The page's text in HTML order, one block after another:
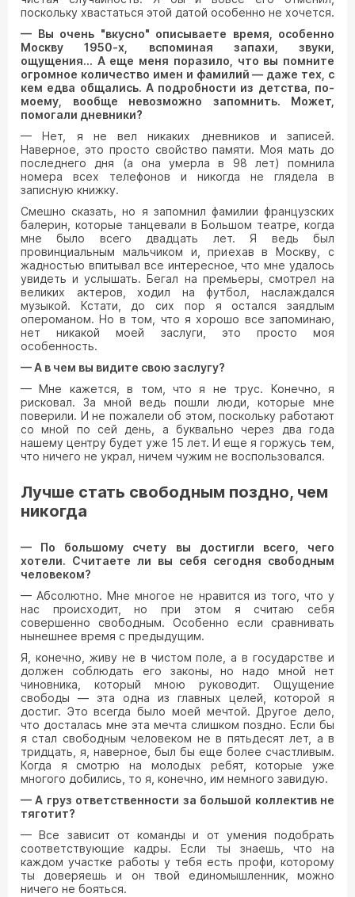
поскольку хвастаться этой датой особенно не хочется.
— Вы очень "вкусно" описываете время, особенно
Москву 1950-х, вспоминая запахи, звуки,
ощущения… А еще меня поразило, что вы помните
огромное количество имен и фамилий — даже тех, с
кем едва общались. А подробности из детства, по-
моему, вообще невозможно запомнить. Может,
помогали дневники?
— Нет, я не вел никаких дневников и записей.
Наверное, это просто свойство памяти. Моя мать до
последнего дня (а она умерла в 98 лет) помнила
номера всех телефонов и никогда не глядела в
записную книжку.
Смешно сказать, но я запомнил фамилии французских
балерин, которые танцевали в Большом театре, когда
мне было всего двадцать лет. Я ведь был
провинциальным мальчиком и, приехав в Москву, с
жадностью впитывал все интересное, что мне удалось
увидеть и услышать. Бегал на премьеры, смотрел на
великих актеров, ходил на футбол, наслаждался
музыкой. Кстати, до сих пор я остался заядлым
опероманом. Но в том, что я хорошо все запоминаю,
нет никакой моей заслуги, это просто моя
особенность.
— А в чем вы видите свою заслугу?
— Мне кажется, в том, что я не трус. Конечно, я
рисковал. За мной ведь пошли люди, которые мне
поверили. И не пожалели об этом, поскольку работают
со мной по сей день, а буквально через два года
нашему центру будет уже 15 лет. И еще я горжусь тем,
что ничего не украл, ничем чужим не воспользовался.
Лучше стать свободным поздно, чем
никогда
— По большому счету вы достигли всего, чего
хотели. Считаете ли вы себя сегодня свободным
человеком?
— Абсолютно. Мне многое не нравится из того, что у
нас происходит, но при этом я считаю себя
совершенно свободным. Особенно если сравнивать
нынешнее время с предыдущим.
Я, конечно, живу не в чистом поле, а в государстве и
должен соблюдать его законы, но надо мной нет
чиновника, который мною руководит. Ощущение
свободы — эта одна из главных целей, которой я
достиг. Это всегда было моей мечтой. Другое дело,
что досталась мне эта мечта слишком поздно. Если бы
я стал свободным человеком не в пятьдесят лет, а в
тридцать, я, наверное, был бы еще более счастливым.
Когда я смотрю на молодых ребят, которые уже
многого добились, то я, конечно, им немного завидую.
— А груз ответственности за большой коллектив не
тяготит?
— Все зависит от команды и от умения подобрать
соответствующие кадры. Если ты знаешь, что на
каждом участке работы у тебя есть профи, которому
ты доверяешь и он твой единомышленник, можно
ничего не бояться.